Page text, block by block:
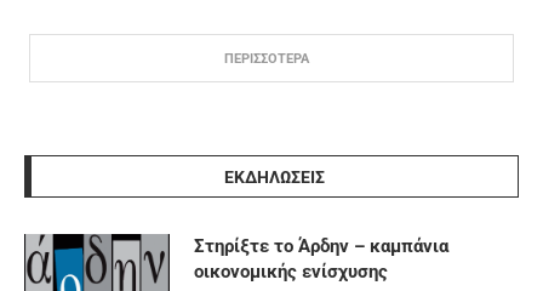
ΠΕΡΙΣΣΟΤΕΡΑ
ΕΚΔΗΛΩΣΕΙΣ
Στηρίξτε το Άρδην – καμπάνια
οικονομικής ενίσχυσης